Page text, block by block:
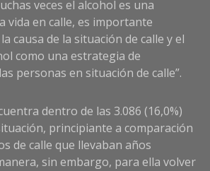
veces el alcohol es una
vida en calle, es importante
causa de la situación de calle y el
como una estrategia de
personas en situación de calle”.
dentro de las 3.086 (16,0%)
principiante a comparación
de calle que llevaban años
sin embargo, para ella volver